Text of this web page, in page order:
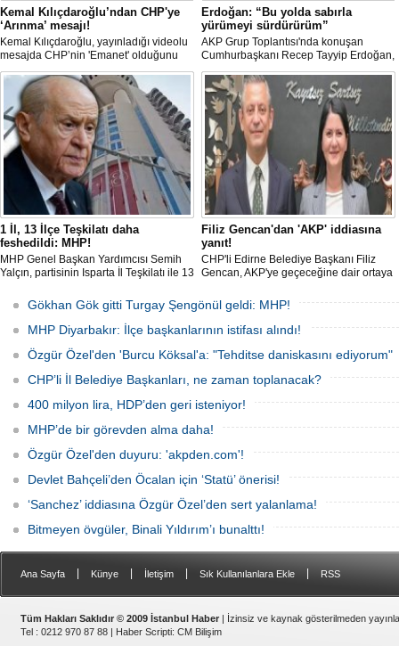
Kemal Kılıçdaroğlu’ndan CHP'ye
‘Arınma’ mesajı!
Kemal Kılıçdaroğlu, yayınladığı videolu
mesajda CHP’nin 'Emanet' olduğunu
vurgulayıp 'Arınma' ve 'İç Muhasebe'
ifadelerini kullandı. Açıklamalarda Parti
içi süreçlere ve Yargı tartışmalarına
doğrudan değinilmemesi dikkat çekti.
Erdoğan: “Bu yolda sabırla
yürümeyi sürdürürüm”
AKP Grup Toplantısı'nda konuşan
Cumhurbaşkanı Recep Tayyip Erdoğan,
"Tek başıma kalsam dâhi 'Bu yol hak
yoludur, dönmek bilmez yürürüm' der,
bu yolda sabırla yürümeyi sürdürürüm"
dedi.
1 İl, 13 İlçe Teşkilatı daha
feshedildi: MHP!
MHP Genel Başkan Yardımcısı Semih
Yalçın, partisinin Isparta İl Teşkilatı ile 13
Isparta İl Başkanlığı görevine Osman
Gülay'ın atandığını açıkladı.
Filiz Gencan'dan 'AKP' iddiasına
yanıt!
CHP'li Edirne Belediye Başkanı Filiz
Gencan, AKP'ye geçeceğine dair ortaya
adım atmıyoruz" ifadeleriyle yanıt verdi.
Gökhan Gök gitti Turgay Şengönül geldi: MHP!
MHP Diyarbakır: İlçe başkanlarının istifası alındı!
Özgür Özel'den 'Burcu Köksal'a: "Tehditse daniskasını ediyorum"
CHP’li İl Belediye Başkanları, ne zaman toplanacak?
400 milyon lira, HDP’den geri isteniyor!
MHP’de bir görevden alma daha!
Özgür Özel'den duyuru: 'akpden.com'!
Devlet Bahçeli’den Öcalan için ‘Statü’ önerisi!
‘Sanchez’ iddiasına Özgür Özel’den sert yalanlama!
Bitmeyen övgüler, Binali Yıldırım’ı bunalttı!
Ana Sayfa Künye İletişim Sık Kullanılanlara Ekle RSS
Tüm Hakları Saklıdır © 2009 İstanbul Haber | İzinsiz ve kaynak gösterilmeden
Tel : 0212 970 87 88 | Haber Scripti: CM Bilişim